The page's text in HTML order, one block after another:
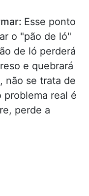
Esse ponto
o "pão de ló"
de ló perderá
e quebrará
não se trata de
problema real é
perde a